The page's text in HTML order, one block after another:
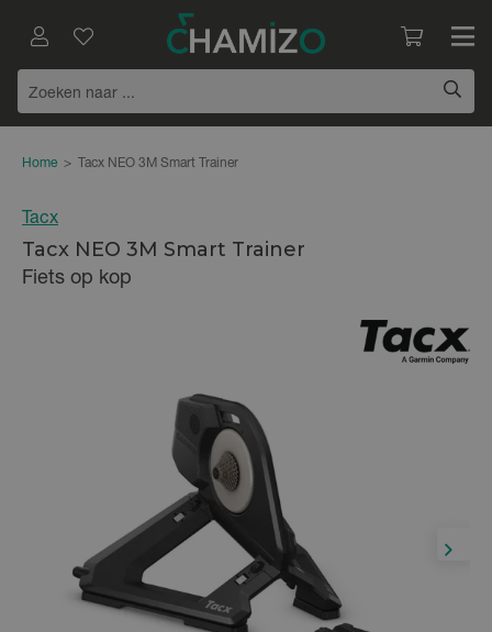
Home > Tacx NEO 3M Smart Trainer
Tacx
Tacx NEO 3M Smart Trainer
Fiets op kop